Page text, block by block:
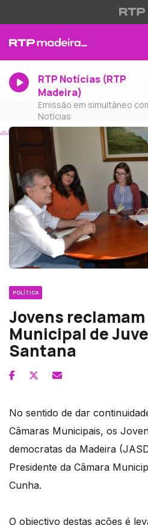
RTP Notícias (RTP
Madeira)
Emissão em simultâneo
Notícias
POLÍTICA
Jovens
Municipal de
Santana
No sentido de dar
Câmaras Municipais, os
democratas da Madeira
Presidente da Câmara
Cunha.
O objectivo destas ações é